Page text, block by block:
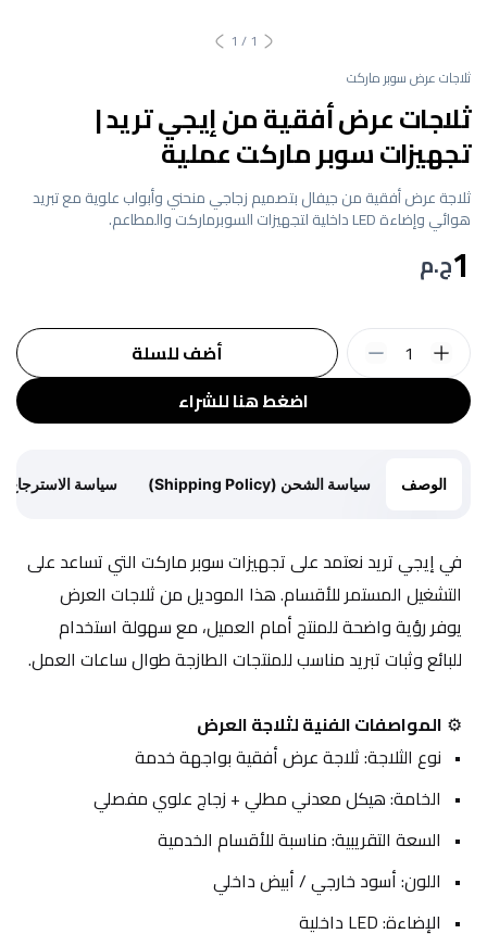
1
/
1
ثلاجات عرض سوبر ماركت
ثلاجات عرض أفقية من إيجي تريد |
تجهيزات سوبر ماركت عملية
ثلاجة عرض أفقية من جيفال بتصميم زجاجي منحني وأبواب علوية مع تبريد
هوائي وإضاءة LED داخلية لتجهيزات السوبرماركت والمطاعم.
1ج.م
اضغط هنا للشراء
أضف للسلة 1
الوصف سياسة الشحن (Shipping Policy) سياسة الاسترجاع (Return Policy)
للبائع وثبات تبريد مناسب للمنتجات الطازجة طوال ساعات العمل.
⚙️ المواصفات الفنية لثلاجة العرض
نوع الثلاجة: ثلاجة عرض أفقية بواجهة خدمة
الخامة: هيكل معدني مطلي + زجاج علوي مفصلي
السعة التقريبية: مناسبة للأقسام الخدمية
اللون: أسود خارجي / أبيض داخلي
الإضاءة: LED داخلية